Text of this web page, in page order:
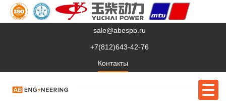
sale@abespb.ru
+7(812)643-42-76
Контакты